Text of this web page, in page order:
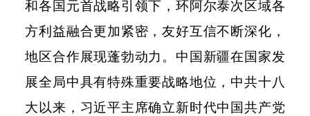
和各国元首战略引领下，环阿尔泰次区域各
方利益融合更加紧密，友好互信不断深化，
地区合作展现蓬勃动力。中国新疆在国家发
展全局中具有特殊重要战略地位，中共十八
大以来，习近平主席确立新时代中国共产党